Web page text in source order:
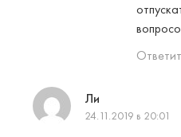
Ли
24.11.2019 в 20:01